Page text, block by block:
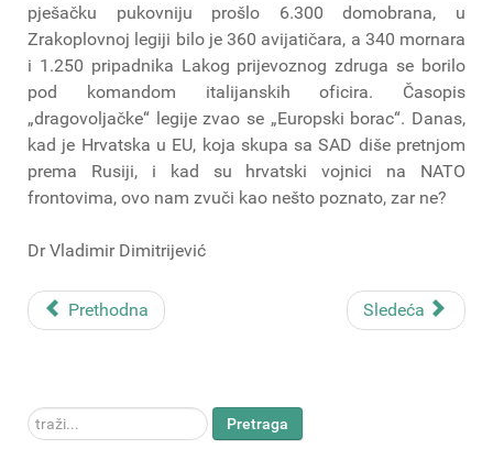
pješačku pukovniju prošlo 6.300 domobrana, u
Zrakoplovnoj legiji bilo je 360 avijatičara, a 340 mornara
i 1.250 pripadnika Lakog prijevoznog zdruga se borilo
pod komandom italijanskih oficira. Časopis
„dragovoljačke“ legije zvao se „Europski borac“. Danas,
kad je Hrvatska u EU, koja skupa sa SAD diše pretnjom
prema Rusiji, i kad su hrvatski vojnici na NATO
frontovima, ovo nam zvuči kao nešto poznato, zar ne?
Dr Vladimir Dimitrijević
Prethodna Sledeća
traži... Pretraga